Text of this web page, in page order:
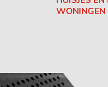
WONINGEN